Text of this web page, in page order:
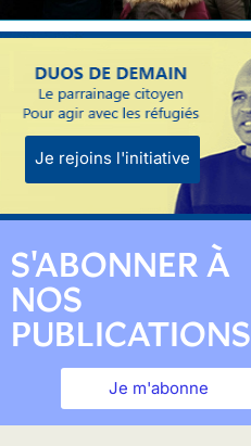
Je rejoins l'initiative
S'ABONNER À
NOS
PUBLICATIONS
Je m'abonne